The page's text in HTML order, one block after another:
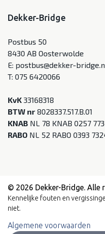
Dekker-Bridge
Postbus 50
8430 AB Oosterwolde
E: postbus@dekker-
T: 075 6420066
KvK 33168318
BTW nr 8028337.517.B.01
KNAB NL 78 KNAB 0257
RABO NL 52 RABO 0393
© 2026 Dekker-Bridge. Alle
Kennelijke fouten en
niet.
Algemene voorwaarden